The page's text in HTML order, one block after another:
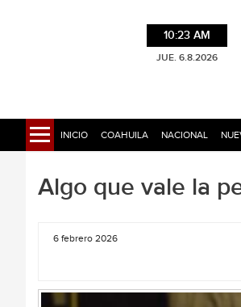
10:23 AM
JUE. 6.8.2026
INICIO COAHUILA NACIONAL
Algo que vale la
6 febrero 2026